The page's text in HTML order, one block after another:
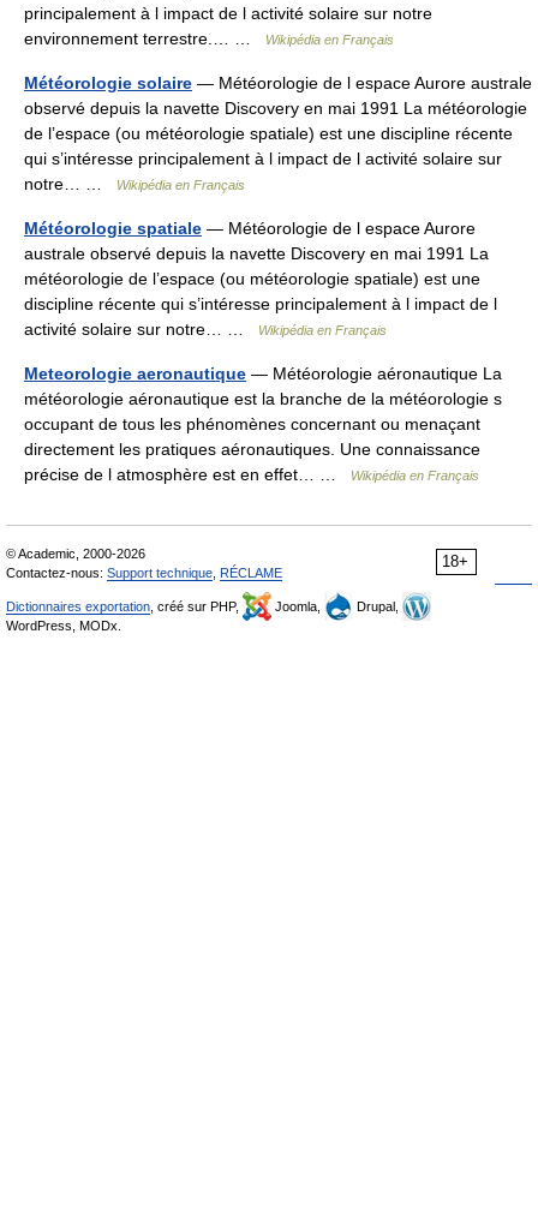
principalement à l impact de l activité solaire sur notre
environnement terrestre.… …
Wikipédia en Français
Météorologie solaire — Météorologie de l espace Aurore australe
observé depuis la navette Discovery en mai 1991 La météorologie
de l’espace (ou météorologie spatiale) est une discipline récente
qui s’intéresse principalement à l impact de l activité solaire sur
notre… …
Wikipédia en Français
Météorologie spatiale — Météorologie de l espace Aurore
australe observé depuis la navette Discovery en mai 1991 La
météorologie de l’espace (ou météorologie spatiale) est une
discipline récente qui s’intéresse principalement à l impact de l
activité solaire sur notre… …
Wikipédia en Français
Meteorologie aeronautique — Météorologie aéronautique La
météorologie aéronautique est la branche de la météorologie s
occupant de tous les phénomènes concernant ou menaçant
directement les pratiques aéronautiques. Une connaissance
précise de l atmosphère est en effet… …
Wikipédia en Français
18+
© Academic, 2000-2026
Contactez-nous: Support technique, RÉCLAME
Dictionnaires exportation, créé sur PHP, Joomla,
Drupal,
WordPress, MODx.